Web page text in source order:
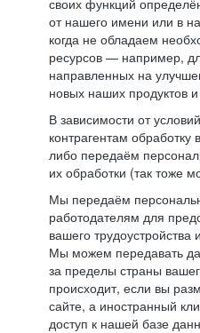
своих функций
от нашего имени или в
когда не обладаем
ресурсов — например,
направленных на
новых наших продуктов
В зависимости от
контрагентам
либо передаём
их обработки (так тоже
Мы передаём
работодателям для
вашего трудоустройства
Мы можем передавать
за пределы страны
происходит, если вы
сайте, а иностранный
доступ к нашей базе